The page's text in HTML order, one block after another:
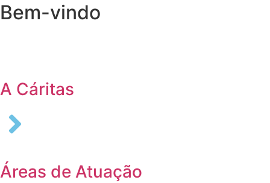
Bem-vindo
A Cáritas
Áreas de Atuação